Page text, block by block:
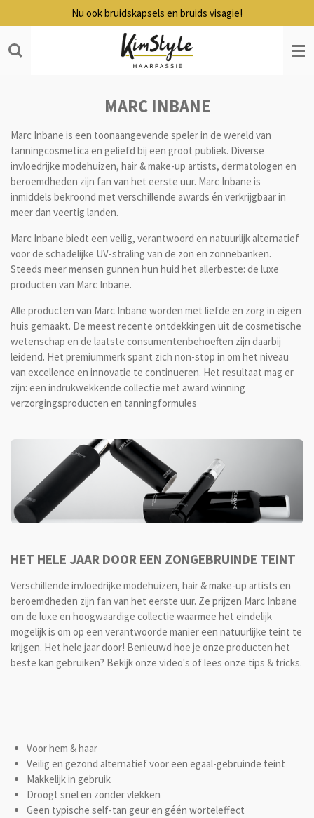
direct
naar
Nu ook bruidskapsels en bruids visagie!
MARC INBANE
Marc Inbane is een toonaangevende speler in de wereld van
tanningcosmetica en geliefd bij een groot publiek. Diverse
invloedrijke modehuizen, hair & make-up artists, dermatologen en
beroemdheden zijn fan van het eerste uur. Marc Inbane is
inmiddels bekroond met verschillende awards én verkrijgbaar in
meer dan veertig landen.
Marc Inbane biedt een veilig, verantwoord en natuurlijk alternatief
voor de schadelijke UV-straling van de zon en zonnebanken.
Steeds meer mensen gunnen hun huid het allerbeste: de luxe
producten van Marc Inbane.
Alle producten van Marc Inbane worden met liefde en zorg in eigen
huis gemaakt. De meest recente ontdekkingen uit de cosmetische
wetenschap en de laatste consumentenbehoeften zijn daarbij
leidend. Het premiummerk spant zich non-stop in om het niveau
van excellence en innovatie te continueren. Het resultaat mag er
zijn: een indrukwekkende collectie met award winning
verzorgingsproducten en tanningformules
HET HELE JAAR DOOR EEN ZONGEBRUINDE TEINT
Verschillende invloedrijke modehuizen, hair & make-up artists en
beroemdheden zijn fan van het eerste uur. Ze prijzen Marc Inbane
om de luxe en hoogwaardige collectie waarmee het eindelijk
mogelijk is om op een verantwoorde manier een natuurlijke teint te
krijgen. Het hele jaar door! Benieuwd hoe je onze producten het
beste kan gebruiken? Bekijk onze video's of lees onze tips & tricks.
Voor hem & haar
Veilig en gezond alternatief voor een egaal-gebruinde teint
Makkelijk in gebruik
Droogt snel en zonder vlekken
Geen typische self-tan geur en géén worteleffect